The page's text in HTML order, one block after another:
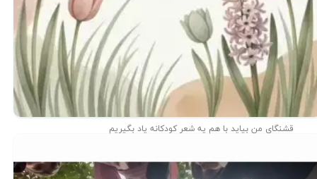
قشنگای من بيايد با هم یه شعر کودکانه ياد بگیریم